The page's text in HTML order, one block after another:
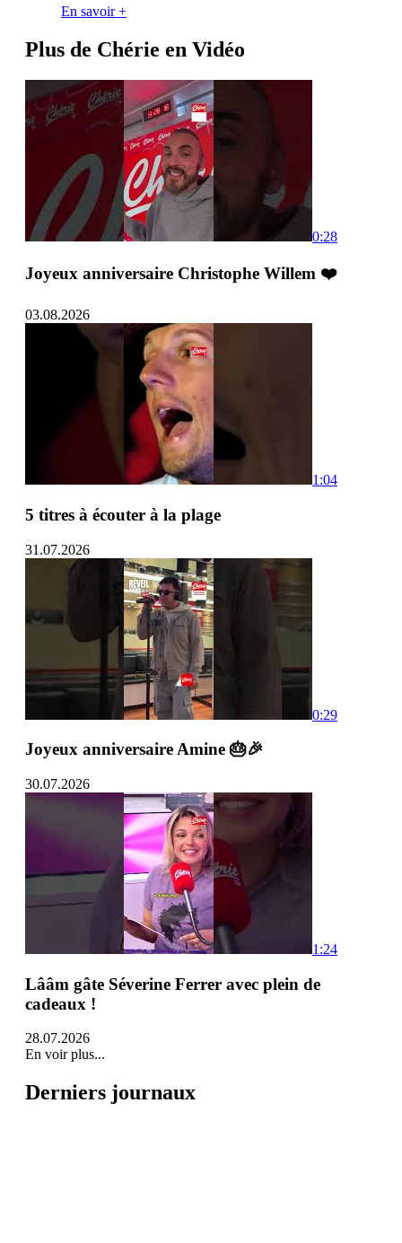
En savoir +
Plus de Chérie en Vidéo
0:28
Joyeux anniversaire Christophe Willem ❤️
03.08.2026
1:04
5 titres à écouter à la plage
31.07.2026
0:29
Joyeux anniversaire Amine 🎂🎉
30.07.2026
1:24
Lââm gâte Séverine Ferrer avec plein de
cadeaux !
28.07.2026
En voir plus...
Derniers journaux